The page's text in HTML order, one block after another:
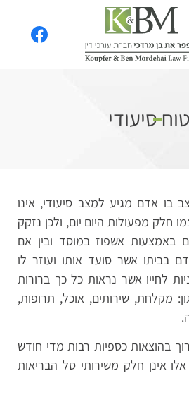
סיעודי
בו אדם מגיע למצב סיעודי, אינו
חלק מפעולות היום יום, ולכן נזקק
באמצעות אשפוז במוסד ובין אם
בביתו אשר סועד אותו ועוזר לו
לחייו אשר נראות כל כך ברורות
מקלחת, שירותים, אוכל, תרופות,
בהוצאות כספיות רבות מדי חודש
אינן חלק משירותי סל הבריאות